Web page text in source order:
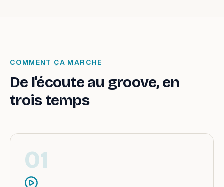
COMMENT ÇA MARCHE
De l'écoute au groove, en
trois temps
01